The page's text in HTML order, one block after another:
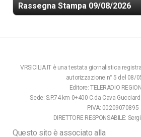
Rassegna Stampa 09/08/2026
VRSICILIA.IT è una testata giornalistica
autorizzazione n° 5 del 08/
Editore: TELERADIO
Sede: S.P.74 km 0+400 C.da Cava
P.IVA: 00209070895
DIRETTORE RESPONSABILE:
Questo sito è associato alla